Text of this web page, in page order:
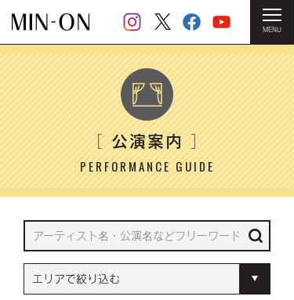
MENU
HOME ＞ 公演案内
［公演案内］
PERFORMANCE GUIDE